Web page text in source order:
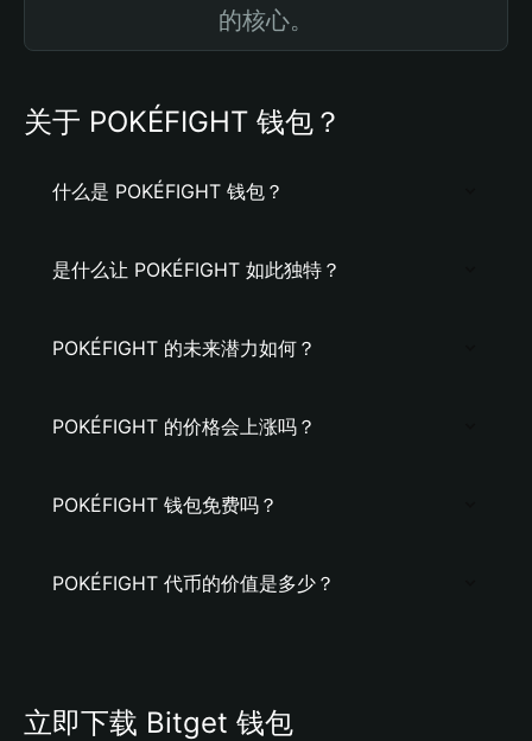
的核心。
关于 POKÉFIGHT 钱包？
什么是 POKÉFIGHT 钱包？
是什么让 POKÉFIGHT 如此独特？
POKÉFIGHT 的未来潜力如何？
POKÉFIGHT 的价格会上涨吗？
POKÉFIGHT 钱包免费吗？
POKÉFIGHT 代币的价值是多少？
立即下载 Bitget 钱包